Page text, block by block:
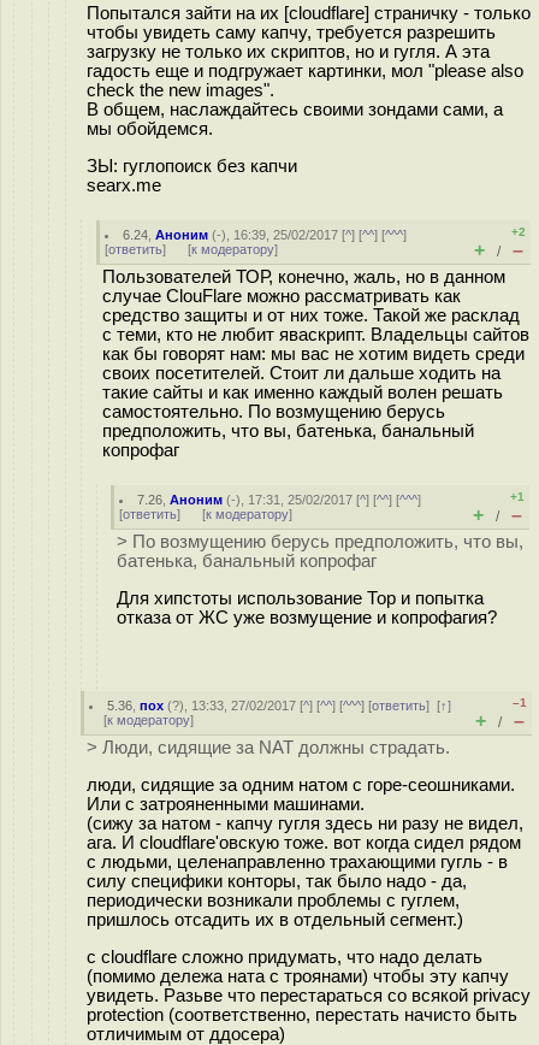
Попытался зайти на их [cloudflare] страничку - только
чтобы увидеть саму капчу, требуется разрешить
загрузку не только их скриптов, но и гугля. А эта
гадость еще и подгружает картинки, мол "please also
check the new images".
В общем, наслаждайтесь своими зондами сами, а
мы обойдемся.
ЗЫ: гуглопоиск без капчи
searx.me
6.24 ,Аноним (-), 16:39, 25/02/2017 [^] [^^] [^^^]
[ответить] [к модератору]
+2
+ / –
Пользователей ТОР, конечно, жаль, но в данном
случае ClouFlare можно рассматривать как
средство защиты и от них тоже. Такой же расклад
с теми, кто не любит яваскрипт. Владельцы сайтов
как бы говорят нам: мы вас не хотим видеть среди
своих посетителей. Стоит ли дальше ходить на
такие сайты и как именно каждый волен решать
самостоятельно. По возмущению берусь
предположить, что вы, батенька, банальный
копрофаг
7.26 ,Аноним (-), 17:31, 25/02/2017 [^] [^^] [^^^]
[ответить] [к модератору]
+1
+ / –
> По возмущению берусь предположить, что вы,
батенька, банальный копрофаг
Для хипстоты использование Тор и попытка
отказа от ЖС уже возмущение и копрофагия?
5.36 ,пох (?), 13:33, 27/02/2017 [^] [^^] [^^^] [ответить][↑]
[к модератору]
–1
+ / –
> Люди, сидящие за NAT должны страдать.
люди, сидящие за одним натом с горе-сеошниками.
Или с затрояненными машинами.
(сижу за натом - капчу гугля здесь ни разу не видел,
ага. И cloudflare'овскую тоже. вот когда сидел рядом
с людьми, целенаправленно трахающими гугль - в
силу специфики конторы, так было надо - да,
периодически возникали проблемы с гуглем,
пришлось отсадить их в отдельный сегмент.)
с cloudflare сложно придумать, что надо делать
(помимо дележа ната с троянами) чтобы эту капчу
увидеть. Разьве что перестараться со всякой privacy
protection (соответственно, перестать начисто быть
отличимым от ддосера)